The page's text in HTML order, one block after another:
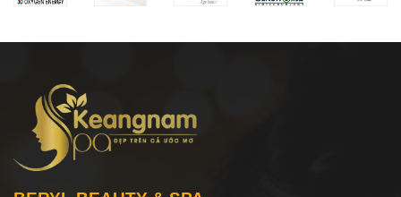
BERYL BEAUTY & SPA
Địa chỉ: Q. Tân Bình, Tp. HCM